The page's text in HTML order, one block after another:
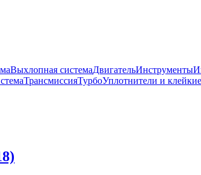
Выхлопная системаДвигательИнструменты
ТрансмиссияТурбоУплотнители и